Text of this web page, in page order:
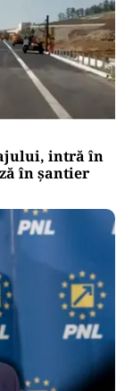
intră în
în șantier